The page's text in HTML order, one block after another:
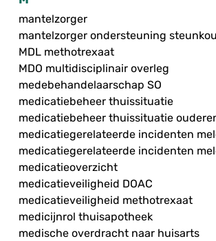
mantelzorger
mantelzorger ondersteuning
MDL methotrexaat
MDO multidisciplinair overleg
medebehandelaarschap SO
medicatiebeheer thuissituatie
medicatiebeheer thuissituatie
medicatiegerelateerde incidenten
medicatiegerelateerde incidenten
medicatieoverzicht
medicatieveiligheid DOAC
medicatieveiligheid methotrexaat
medicijnrol thuisapotheek
medische overdracht naar huisarts